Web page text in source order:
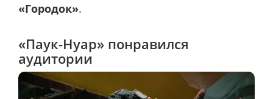
«Городок».
«Паук-Нуар» понравился
аудитории